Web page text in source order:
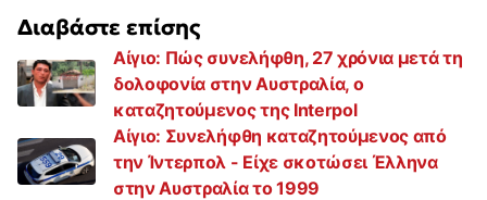
Διαβάστε επίσης
Αίγιο: Πώς συνελήφθη, 27 χρόνια μετά τη
δολοφονία στην Αυστραλία, o
καταζητούμενος της Interpol
Αίγιο: Συνελήφθη καταζητούμενος από
την Ίντερπολ - Είχε σκοτώσει Έλληνα
στην Αυστραλία το 1999